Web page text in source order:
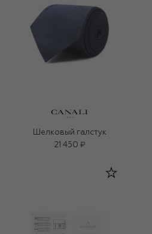
Шелковый галстук
21 450 ₽